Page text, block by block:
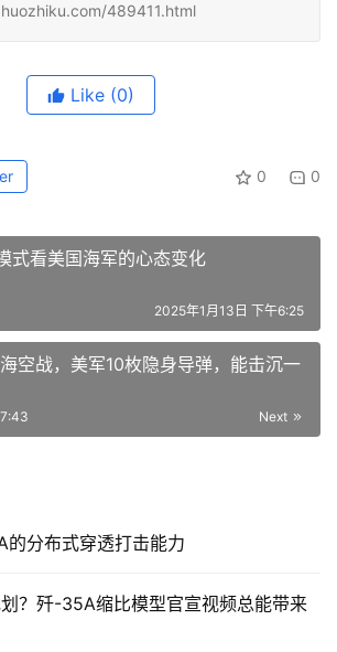
489411.html
Like (0)
0 0
式看美国海军的心态变化
2025年1月13日 下午6:25
空战，美军10枚隐身导弹，能击沉一
Next
的分布式穿透打击能力
？歼-35A缩比模型官宣视频总能带来